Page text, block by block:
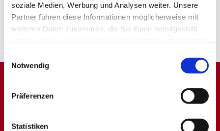
soziale Medien, Werbung und Analysen weiter. Unsere
Partner führen diese Informationen möglicherweise mit
weiteren Daten zusammen, die Sie ihnen bereitgestellt
Notwendig
Präferenzen
Statistiken
Dies könnte Sie auch